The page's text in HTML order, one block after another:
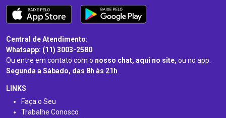
Central de Atendimento:
Whatsapp: (11) 3003-2580
Ou entre em contato com o nosso chat, aqui no site, ou no app.
Segunda a Sábado, das 8h às 21h.
LINKS
Faça o Seu
Trabalhe Conosco